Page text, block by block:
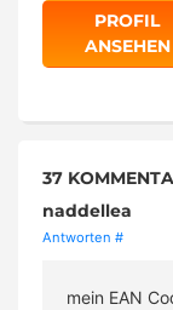
PROFIL
ANSEHEN
37
naddellea
Antworten #
mein EAN